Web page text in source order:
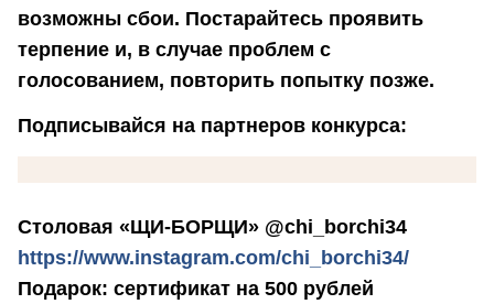
возможны сбои. Постарайтесь проявить
терпение и, в случае проблем с
голосованием, повторить попытку позже.
Подписывайся на партнеров конкурса:
Столовая «ЩИ-БОРЩИ» @chi_borchi34
https://www.instagram.com/chi_borchi34/
Подарок: сертификат на 500 рублей